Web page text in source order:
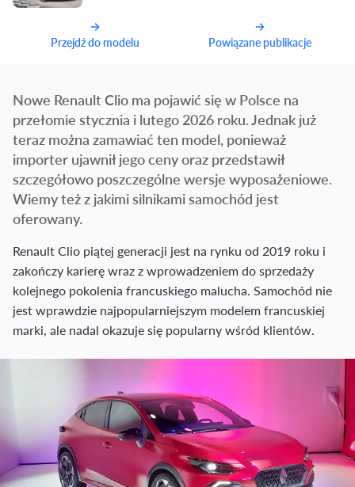
Przejdź do modelu Powiązane publikacje
Nowe Renault Clio ma pojawić się w Polsce na
przełomie stycznia i lutego 2026 roku. Jednak już
teraz można zamawiać ten model, ponieważ
importer ujawnił jego ceny oraz przedstawił
szczegółowo poszczególne wersje wyposażeniowe.
Wiemy też z jakimi silnikami samochód jest
oferowany.
Renault Clio piątej generacji jest na rynku od 2019 roku i
zakończy karierę wraz z wprowadzeniem do sprzedaży
kolejnego pokolenia francuskiego malucha. Samochód nie
jest wprawdzie najpopularniejszym modelem francuskiej
marki, ale nadal okazuje się popularny wśród klientów.